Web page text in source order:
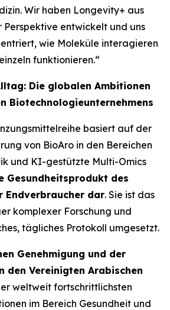
Wir haben Longevity+ aus
Perspektive entwickelt und uns
wie Moleküle interagieren
funktionieren.“
Die globalen Ambitionen
Biotechnologieunternehmens
basiert auf der
von BioAro in den Bereichen
und KI-gestützte Multi-Omics
Gesundheitsprodukt des
Endverbraucher dar. Sie ist das
komplexer Forschung und
tägliches Protokoll umgesetzt.
Genehmigung und der
den Vereinigten Arabischen
weltweit fortschrittlichsten
im Bereich Gesundheit und